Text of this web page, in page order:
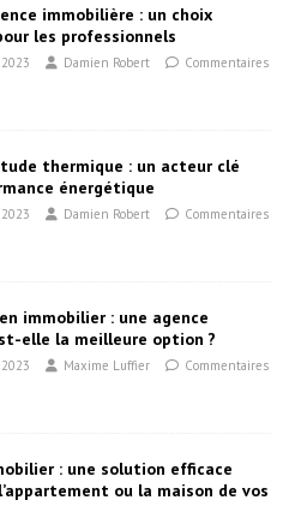
immobilière : un choix
les professionnels
Damien Robert
Commentaires
thermique : un acteur clé
énergétique
Damien Robert
Commentaires
immobilier : une agence
elle la meilleure option ?
Maxime Luffier
Commentaires
: une solution efficace
ou la maison de vos